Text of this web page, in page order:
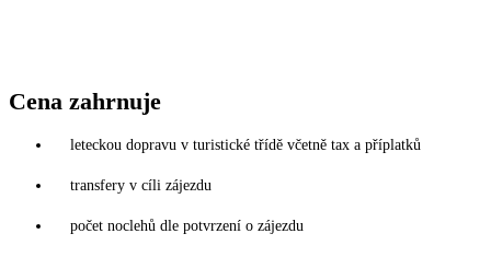
Cena zahrnuje
leteckou dopravu v turistické třídě včetně tax a příplatků
transfery v cíli zájezdu
počet noclehů dle potvrzení o zájezdu